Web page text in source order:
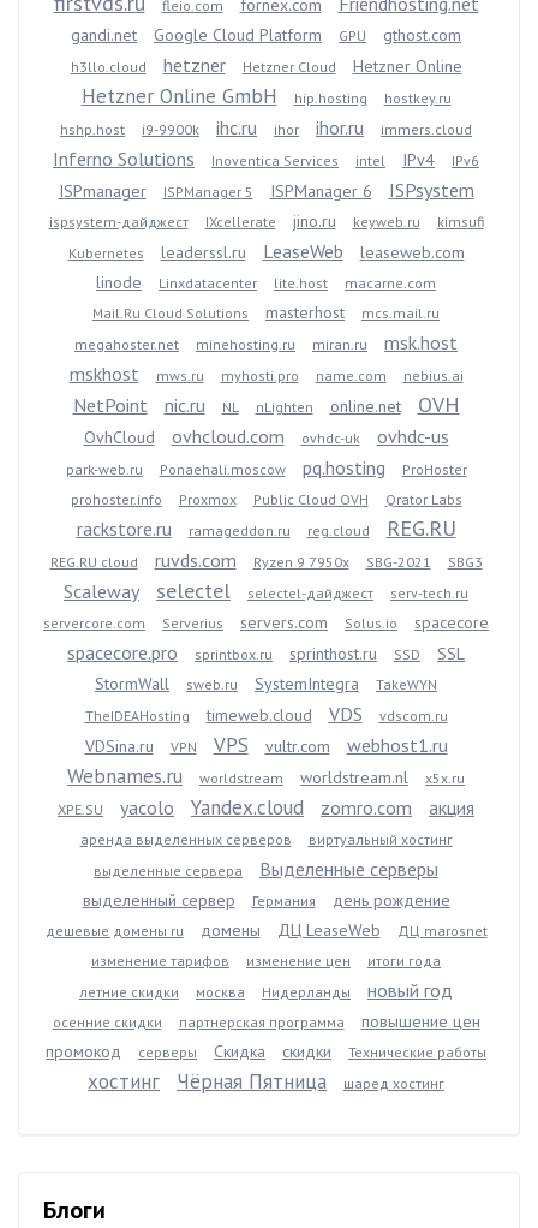
fleio.com fornex.com
gandi.net Google Cloud Platform GPU gthost.com
h3llo.cloud hetzner Hetzner Cloud Hetzner Online
Hetzner Online GmbH hip.hosting
hostkey.ru
hshp.host
i9-9900k ihc.ru ihor ihor.ru immers.cloud
Inferno Solutions Inoventica Services intel IPv4 IPv6
ISPmanager ISPManager 5 ISPManager 6 ISPsystem
ispsystem-дайджест IXcellerate jino.ru keyweb.ru
kimsufi
Kubernetes
leaderssl.ru LeaseWeb
leaseweb.com
linode
Linxdatacenter lite.host
macarne.com
Mail.Ru Cloud Solutions
masterhost
mcs.mail.ru
megahoster.net
minehosting.ru miran.ru
msk.host
mskhost
mws.ru myhosti.pro name.com nebius.ai
NetPoint nic.ru NL nLighten online.net OVH
OvhCloud ovhcloud.com ovhdc-uk ovhdc-us
park-web.ru Ponaehali.moscow pq.hosting
ProHoster
prohoster.info
Proxmox Public Cloud OVH Qrator Labs
rackstore.ru ramageddon.ru reg.cloud REG.RU
REG.RU cloud ruvds.com Ryzen 9 7950x SBG-2021 SBG3
Scaleway selectel selectel-дайджест
serv-tech.ru
servercore.com
Serverius servers.com Solus.io spacecore
spacecore.pro sprintbox.ru sprinthost.ru SSD
SSL
StormWall
sweb.ru SystemIntegra
TakeWYN
TheIDEAHosting
timeweb.cloud VDS vdscom.ru
VDSina.ru VPN VPS vultr.com webhost1.ru
Webnames.ru worldstream worldstream.nl
x5x.ru
XPE.SU
yacolo Yandex.cloud zomro.com акция
аренда выделенных серверов
виртуальный хостинг
выделенные сервера
Выделенные серверы
выделенный сервер Германия день рождение
дешевые домены ru домены ДЦ LeaseWeb
ДЦ marosnet
изменение тарифов
изменение цен
итоги года
летние скидки
москва Нидерланды новый год
осенние скидки партнерская программа
повышение цен
промокод
серверы Скидка скидки Технические работы
хостинг Чёрная Пятница шаред хостинг
Блоги